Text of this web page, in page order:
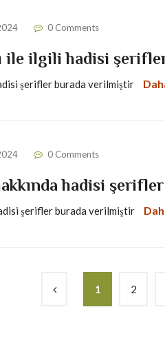
0 Comments
ile ilgili hadisi
şerifler burada verilmiştir
0 Comments
hadisi şerifler
şerifler burada verilmiştir
1 2